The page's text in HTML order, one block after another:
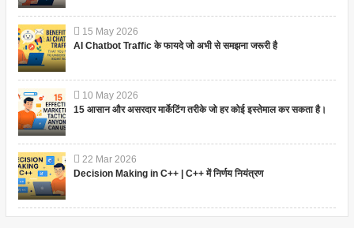
15 May 2026
AI Chatbot Traffic के फायदे जो अभी से समझना जरूरी है
10 May 2026
15 आसान और असरदार मार्केटिंग तरीके जो हर कोई इस्तेमाल कर सकता है।
22 Mar 2026
Decision Making in C++ | C++ में निर्णय नियंत्रण